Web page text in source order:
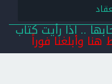
.. اذا رأيت كتاب
وأبلغنا فوراً